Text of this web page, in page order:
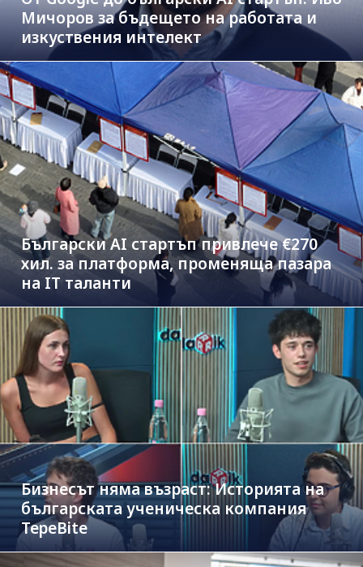
Мичоров за бъдещето на работата и
изкуствения интелект
Български AI стартъп привлече €270
хил. за платформа, променяща пазара
на IT таланти
Бизнесът няма възраст: Историята на
българската ученическа компания
TepeBite